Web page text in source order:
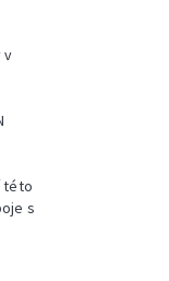
v
této
s